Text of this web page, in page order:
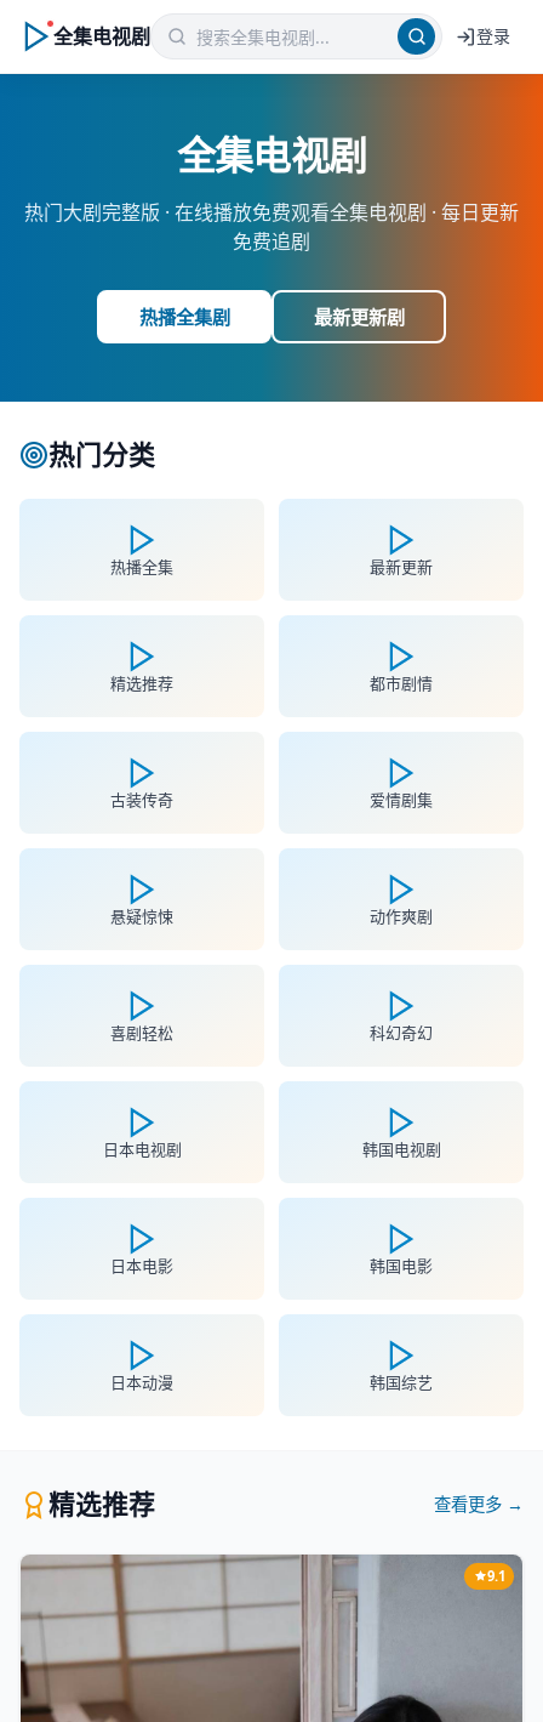
全集电视剧 登录
全集电视剧
热门大剧完整版 · 在线播放免费观看全集电视剧 · 每日更新
免费追剧
热播全集剧 最新更新剧
热门分类
热播全集 最新更新
精选推荐 都市剧情
古装传奇 爱情剧集
悬疑惊悚 动作爽剧
喜剧轻松 科幻奇幻
日本电视剧 韩国电视剧
日本电影 韩国电影
日本动漫 韩国综艺
精选推荐 查看更多 →
9.1